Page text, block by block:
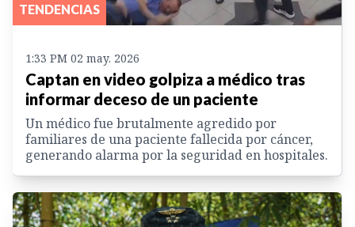
TENDENCIAS
1:33 PM 02 may. 2026
Captan en video golpiza a médico tras
informar deceso de un paciente
Un médico fue brutalmente agredido por
familiares de una paciente fallecida por cáncer,
generando alarma por la seguridad en hospitales.